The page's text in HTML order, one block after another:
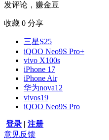
发评论，赚金豆
收藏 0 分享
三星S25
iQOO Neo9S Pro+
vivo X100s
iPhone 17
iPhone Air
华为nova12
vivos19
iQOO Neo9S Pro
登录 | 注册
意见反馈